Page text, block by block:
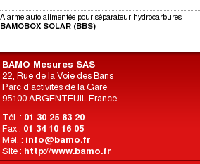
Alarme auto alimentée pour séparateur hydrocarbures
BAMOBOX SOLAR (BBS)
BAMO Mesures SAS
22, Rue de la Voie des Bans
Parc d'activités de la Gare
95100 ARGENTEUIL France
Tél. : 01 30 25 83 20
Fax : 01 34 10 16 05
Mél. : info@bamo.fr
Site : http://www.bamo.fr